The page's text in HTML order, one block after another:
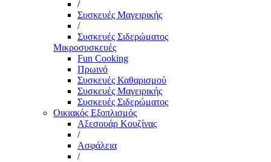
/
Συσκευές Μαγειρικής
/
Συσκευές Σιδερώματος
Μικροσυσκευές
Fun Cooking
Πρωινό
Συσκευές Καθαρισμού
Συσκευές Μαγειρικής
Συσκευές Σιδερώματος
Οικιακός Εξοπλισμός
Αξεσουάρ Κουζίνας
/
Ασφάλεια
/